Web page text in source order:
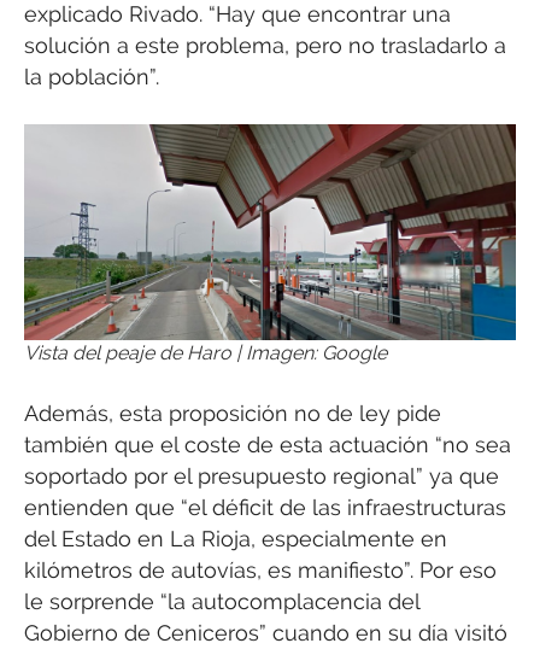
explicado Rivado. “Hay que encontrar una
solución a este problema, pero no trasladarlo a
la población”.
Vista del peaje de Haro | Imagen: Google
Además, esta proposición no de ley pide
también que el coste de esta actuación “no sea
soportado por el presupuesto regional” ya que
entienden que “el déficit de las infraestructuras
del Estado en La Rioja, especialmente en
kilómetros de autovías, es manifiesto”. Por eso
le sorprende “la autocomplacencia del
Gobierno de Ceniceros” cuando en su día visitó